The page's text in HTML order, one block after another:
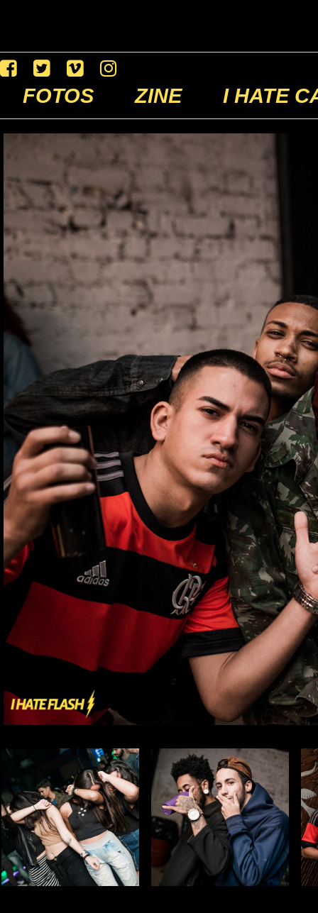
FOTOS ZINE I HATE